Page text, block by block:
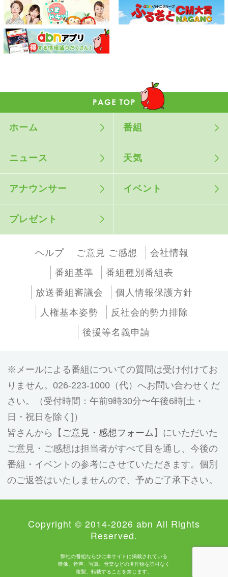
ホーム 番組
ニュース 天気
アナウンサー イベント
プレゼント
ヘルプ ご意見 ご感想
会社情報
番組基準
番組種別番組表
放送番組審議会
個人情報保護方針
人権基本姿勢
反社会的勢力排除
後援等名義申請
メールによる番組についての質問は受け付けてお
りません。026-223-1000（代）へお問い合わせくだ
さい。（受付時間：午前9時30分〜午後6時[土・
日・祝日を除く]）
皆さんから【 ご意見・感想フォーム 】にいただいた
ご意見・ご感想は担当者がすべて目を通し、今後の
番組・イベントの参考にさせていただきます。個別
のご返答はいたしませんので、予めご了承下さい。
Copyright © 2014-2026 abn All Rights
Reserved.
弊社の番組ならびに本サイトに掲載されている
映像、音声、写真、音楽などの著作物を許可なく
複製、転載することを禁じます。